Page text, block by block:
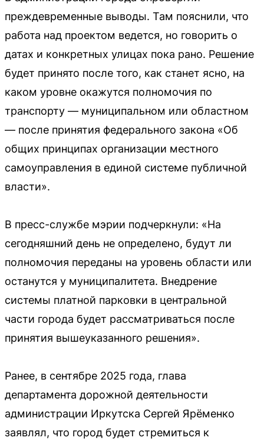
преждевременные выводы. Там пояснили, что
работа над проектом ведется, но говорить о
датах и конкретных улицах пока рано. Решение
будет принято после того, как станет ясно, на
каком уровне окажутся полномочия по
транспорту — муниципальном или областном
— после принятия федерального закона «Об
общих принципах организации местного
самоуправления в единой системе публичной
власти».
В пресс-службе мэрии подчеркнули: «На
сегодняшний день не определено, будут ли
полномочия переданы на уровень области или
останутся у муниципалитета. Внедрение
системы платной парковки в центральной
части города будет рассматриваться после
принятия вышеуказанного решения».
Ранее, в сентябре 2025 года, глава
департамента дорожной деятельности
администрации Иркутска Сергей Ярёменко
заявлял, что город будет стремиться к